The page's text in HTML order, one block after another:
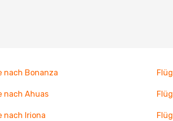
nach Bonanza
nach Ahuas
nach Iriona